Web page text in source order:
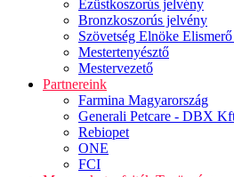
Ezüstkoszorús jelvény
Bronzkoszorús jelvény
Szövetség Elnöke
Mestertenyésztő
Mestervezető
Partnereink
Farmina Magyarország
Generali Petcare - DBX
Rebiopet
ONE
FCI